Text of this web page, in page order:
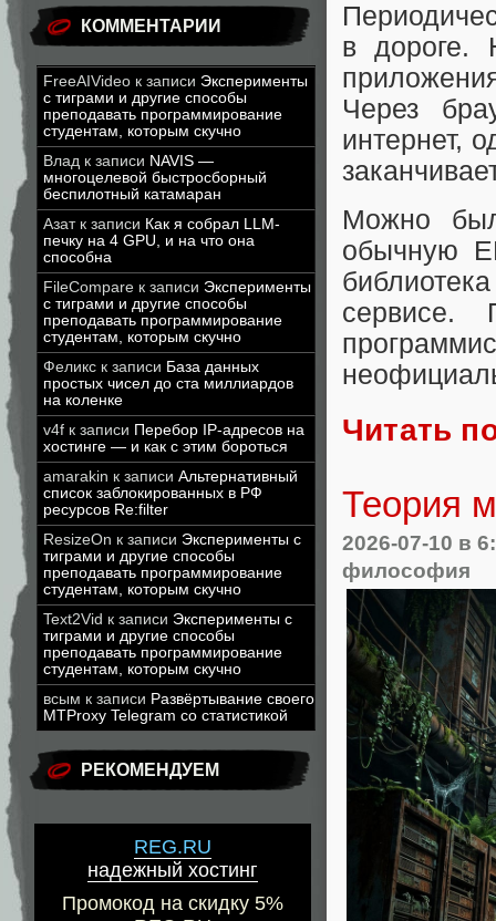
КОММЕНТАРИИ
FreeAIVideo к записи Эксперименты
с тиграми и другие способы
преподавать программирование
студентам, которым скучно
Влад к записи NAVIS —
многоцелевой быстросборный
беспилотный катамаран
Азатк записи Как я собрал LLM-
печку на 4 GPU, и на что она
способна
FileCompare к записи Эксперименты
с тиграми и другие способы
преподавать программирование
студентам, которым скучно
Феликс к записи База данных
простых чисел до ста миллиардов
на коленке
v4f к записи Перебор IP-адресов на
хостинге — и как с этим бороться
amarakin к записи Альтернативный
список заблокированных в РФ
ресурсов Re:filter
ResizeOn к записи Эксперименты с
тиграми и другие способы
преподавать программирование
студентам, которым скучно
Text2Vid к записи Эксперименты с
тиграми и другие способы
преподавать программирование
студентам, которым скучно
всым к записи Развёртывание своего
MTProxy Telegram со статистикой
РЕКОМЕНДУЕМ
REG.RU
надежный хостинг
Промокод на скидку 5%
в дороге.
Через
интернет,
Можно
обычную
сервисе.
Читать
Теория
2026-07-10 в
философия